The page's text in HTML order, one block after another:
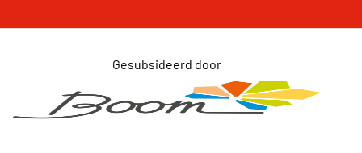
Gesubsideerd door